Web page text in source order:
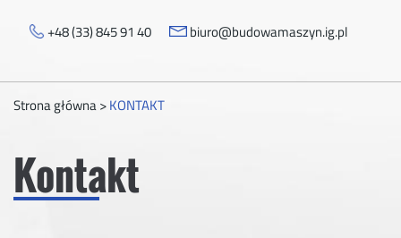
+48 (33) 845 91 40 biuro@budowamaszyn.ig.pl
Strona główna>KONTAKT
Kontakt